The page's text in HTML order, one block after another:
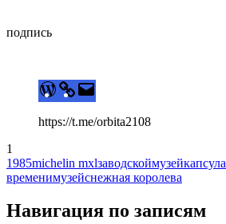
подпись
https://t.me/orbita2108
1
1985michelin mxlзаводскоймузейкапсула
временимузейснежная королева
Навигация по записям